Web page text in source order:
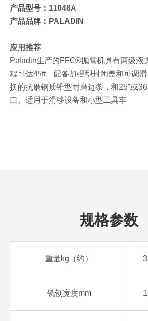
产品型号：11048A
产品品牌：PALADIN
应用推荐
Paladin生产的FFC®抛雪机具有两级液
程可达45ft。配备加强型封闭盖和可调
换的抗磨钢质锥型耐磨边条，和25"或
口。适用于滑移设备和小型工具车
规格参数
重量kg（约）
铣刨宽度mm